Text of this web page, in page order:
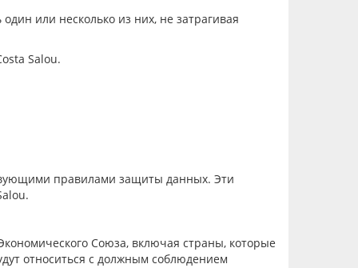
или несколько из них, не затрагивая
Salou.
правилами защиты данных. Эти
.
кономического Союза, включая страны, которые
относиться с должным соблюдением